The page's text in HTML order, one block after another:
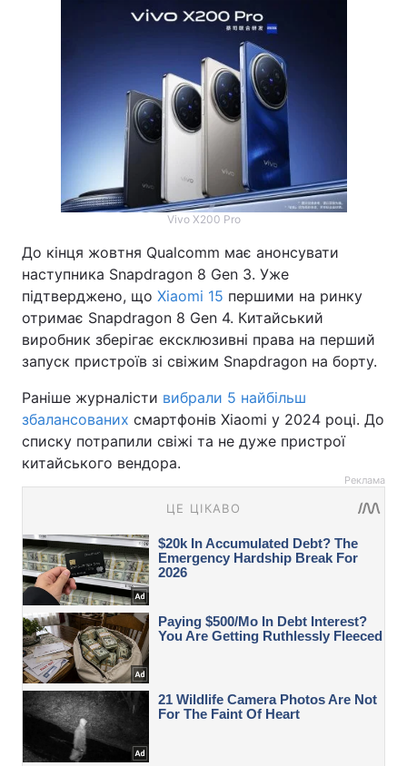
Vivo X200 Pro
До кінця жовтня Qualcomm має анонсувати
наступника Snapdragon 8 Gen 3. Уже
підтверджено, що Xiaomi 15 першими на ринку
отримає Snapdragon 8 Gen 4. Китайський
виробник зберігає ексклюзивні права на перший
запуск пристроїв зі свіжим Snapdragon на борту.
Раніше журналісти вибрали 5 найбільш
збалансованих смартфонів Xiaomi у 2024 році. До
списку потрапили свіжі та не дуже пристрої
китайського вендора.
Реклама